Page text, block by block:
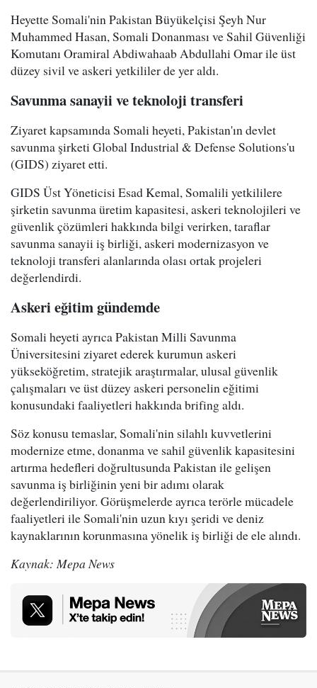
Heyette Somali'nin Pakistan Büyükelçisi Şeyh Nur
Muhammed Hasan, Somali Donanması ve Sahil Güvenliği
Komutanı Oramiral Abdiwahaab Abdullahi Omar ile üst
düzey sivil ve askeri yetkililer de yer aldı.
Savunma sanayii ve teknoloji transferi
Ziyaret kapsamında Somali heyeti, Pakistan'ın devlet
savunma şirketi Global Industrial & Defense Solutions'u
(GIDS) ziyaret etti.
GIDS Üst Yöneticisi Esad Kemal, Somalili yetkililere
şirketin savunma üretim kapasitesi, askeri teknolojileri ve
güvenlik çözümleri hakkında bilgi verirken, taraflar
savunma sanayii iş birliği, askeri modernizasyon ve
teknoloji transferi alanlarında olası ortak projeleri
değerlendirdi.
Askeri eğitim gündemde
Somali heyeti ayrıca Pakistan Milli Savunma
Üniversitesini ziyaret ederek kurumun askeri
yükseköğretim, stratejik araştırmalar, ulusal güvenlik
çalışmaları ve üst düzey askeri personelin eğitimi
konusundaki faaliyetleri hakkında brifing aldı.
Söz konusu temaslar, Somali'nin silahlı kuvvetlerini
modernize etme, donanma ve sahil güvenlik kapasitesini
artırma hedefleri doğrultusunda Pakistan ile gelişen
savunma iş birliğinin yeni bir adımı olarak
değerlendiriliyor. Görüşmelerde ayrıca terörle mücadele
faaliyetleri ile Somali'nin uzun kıyı şeridi ve deniz
kaynaklarının korunmasına yönelik iş birliği de ele alındı.
Kaynak: Mepa News